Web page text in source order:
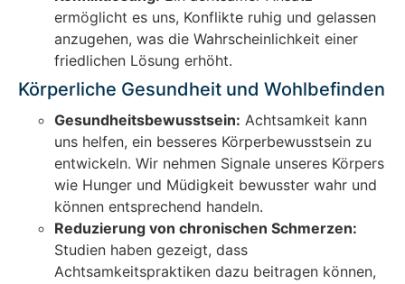
ermöglicht es uns, Konflikte ruhig und gelassen
anzugehen, was die Wahrscheinlichkeit einer
friedlichen Lösung erhöht.
Körperliche Gesundheit und Wohlbefinden
Gesundheitsbewusstsein: Achtsamkeit kann
uns helfen, ein besseres Körperbewusstsein zu
entwickeln. Wir nehmen Signale unseres Körpers
wie Hunger und Müdigkeit bewusster wahr und
können entsprechend handeln.
Reduzierung von chronischen Schmerzen:
Studien haben gezeigt, dass
Achtsamkeitspraktiken dazu beitragen können,